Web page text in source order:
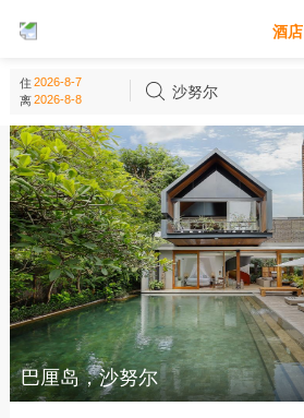
酒店
住
离
沙努尔
沙努尔 - 巴厘岛
巴厘岛，沙努尔